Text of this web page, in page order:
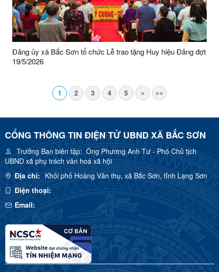
Đảng ủy xã Bắc Sơn tổ chức Lễ trao tặng Huy hiệu Đảng đợt
19/5/2026
1 2 3 4 5 » »»
CỔNG THÔNG TIN ĐIỆN TỬ UBND XÃ BẮC SƠN
Trưởng Ban biên tập:Ông Phương Anh Tư - Phó Chủ tịch
UBND xã phụ trách văn hoá xã hội
Địa chỉ: Khối phố Hoàng Văn thụ, xã Bắc Sơn, tỉnh Lạng Sơn
Điện thoại:
Email: